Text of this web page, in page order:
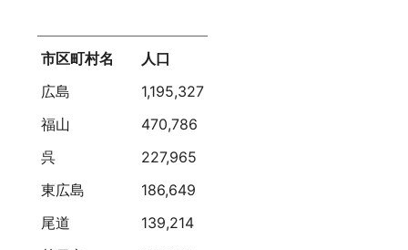
市区町村名
人口
広島
1,195,327
福山
470,786
呉
227,965
東広島
186,649
尾道
139,214